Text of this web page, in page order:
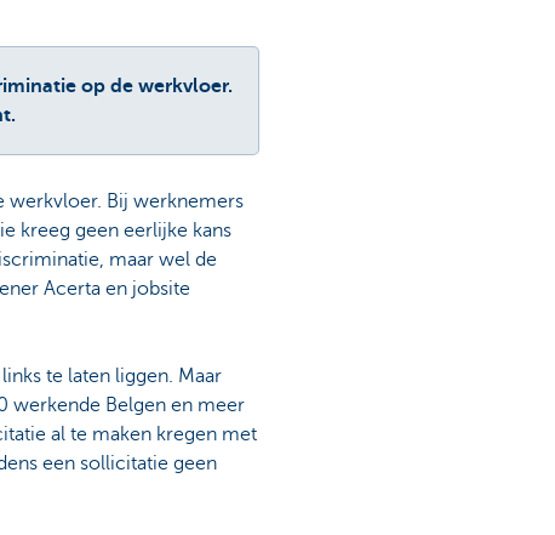
op de werkvloer.
werkvloer. Bij werknemers
kreeg geen eerlijke kans
maar wel de
Acerta en jobsite
te laten liggen. Maar
werkende Belgen en meer
al te maken kregen met
een sollicitatie geen